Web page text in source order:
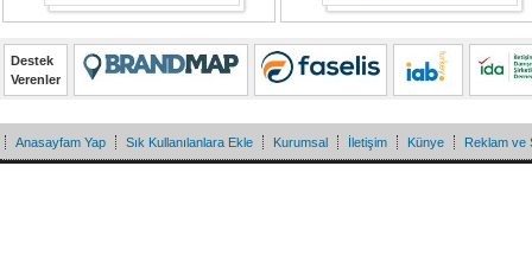
Destek
Verenler
Anasayfam Yap Sık Kullanılanlara Ekle Kurumsal İletişim Künye Reklam ve